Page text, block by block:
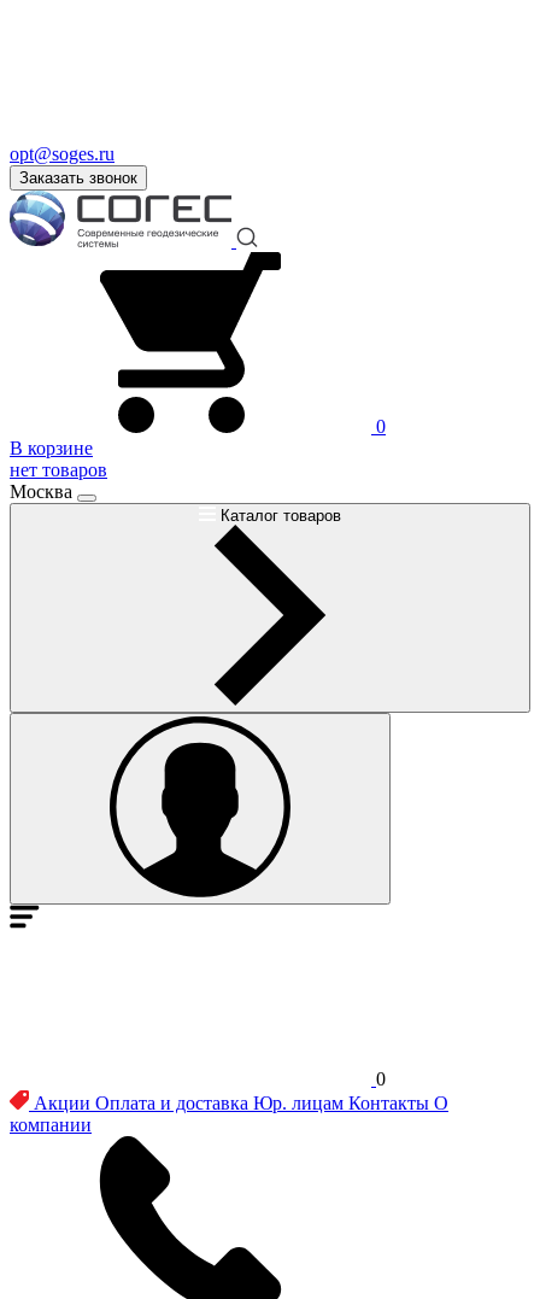
opt@soges.ru
Заказать звонок
0
В корзине
нет товаров
Москва
Каталог товаров
0
Акции Оплата и доставка Юр. лицам Контакты О
компании